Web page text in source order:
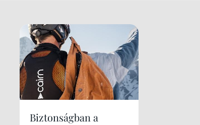
Biztonságban a